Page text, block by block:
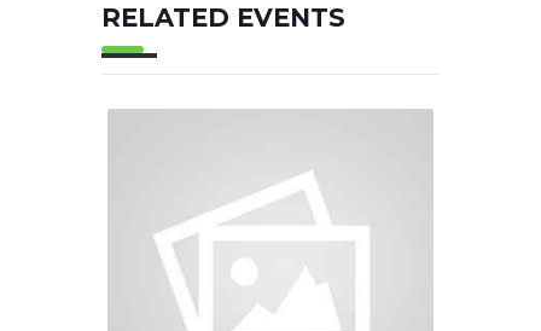
RELATED EVENTS